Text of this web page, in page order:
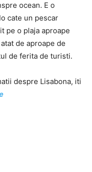
ocean. E o
cate un pescar
pe o plaja aproape
de aproape de
de ferita de turisti.
despre Lisabona, iti